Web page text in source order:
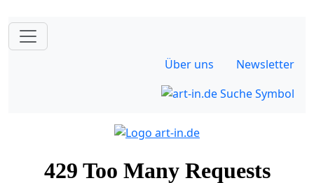
Über uns Newsletter